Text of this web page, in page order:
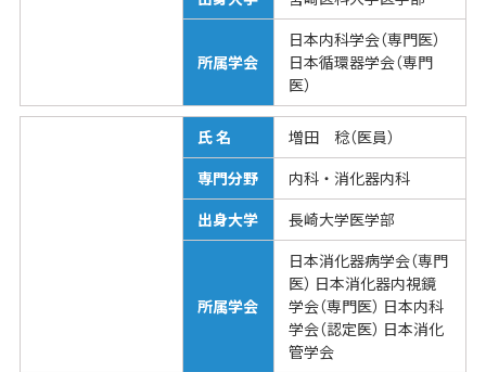
所属学会
日本内科学会（専門医）
日本循環器学会（専門
医）
氏 名
増田 稔（医員）
専門分野
内科・消化器内科
出身大学
長崎大学医学部
所属学会
日本消化器病学会（専門
医） 日本消化器内視鏡
学会（専門医） 日本内科
学会（認定医） 日本消化
管学会